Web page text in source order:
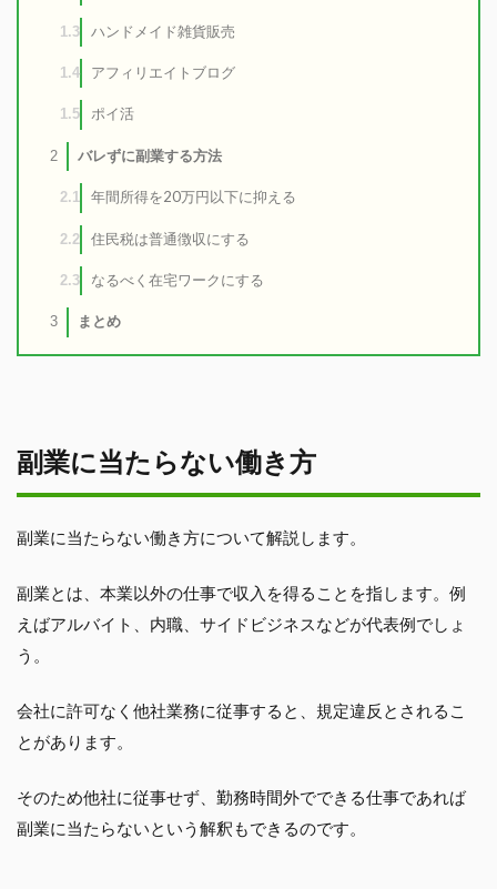
1.3 ハンドメイド雑貨販売
1.4 アフィリエイトブログ
1.5 ポイ活
2 バレずに副業する方法
2.1 年間所得を20万円以下に抑える
2.2 住民税は普通徴収にする
2.3 なるべく在宅ワークにする
3 まとめ
副業に当たらない働き方
副業に当たらない働き方について解説します。
副業とは、本業以外の仕事で収入を得ることを指します。例
えばアルバイト、内職、サイドビジネスなどが代表例でしょ
う。
会社に許可なく他社業務に従事すると、規定違反とされるこ
とがあります。
そのため他社に従事せず、勤務時間外でできる仕事であれば
副業に当たらないという解釈もできるのです。